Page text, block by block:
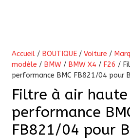
Accueil / BOUTIQUE / Voiture /
modèle / BMW / BMW X4 / F26 /
performance BMC FB821/04 pour
Filtre à air haute
performance
FB821/04 pour